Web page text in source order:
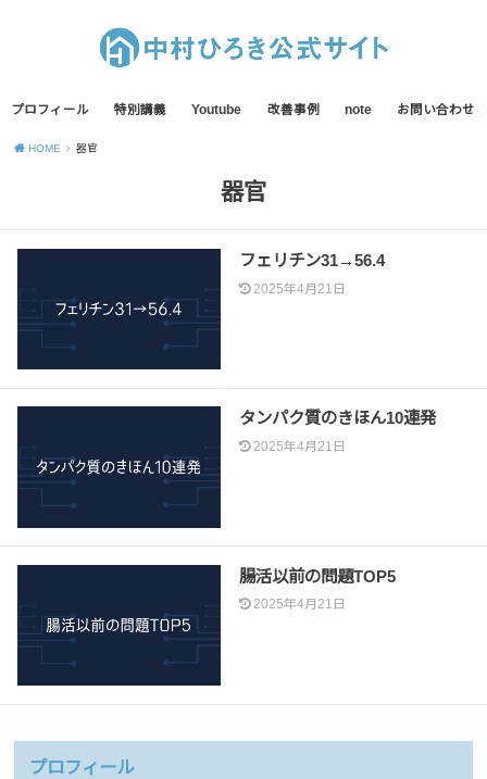
プロフィール 特別講義 Youtube 改善事例 note お問い合わせ
HOME 器官
器官
フェリチン31→56.4
2025年4月21日
タンパク質のきほん10連発
2025年4月21日
腸活以前の問題TOP5
2025年4月21日
プロフィール